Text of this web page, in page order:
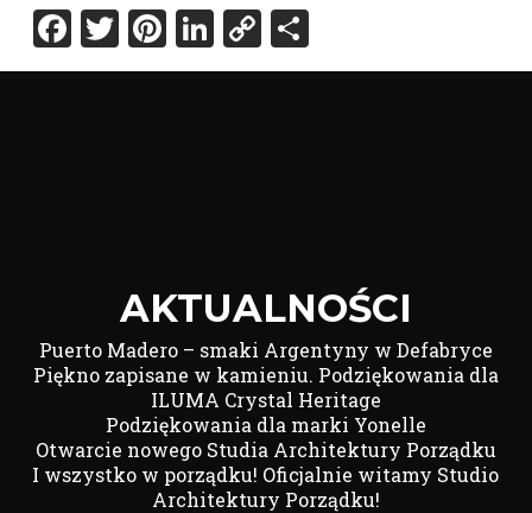
Facebook
Twitter
Pinterest
LinkedIn
Copy
Link
Share
AKTUALNOŚCI
Puerto Madero – smaki Argentyny w Defabryce
Piękno zapisane w kamieniu. Podziękowania dla
ILUMA Crystal Heritage
Podziękowania dla marki Yonelle
Otwarcie nowego Studia Architektury Porządku
I wszystko w porządku! Oficjalnie witamy Studio
Architektury Porządku!